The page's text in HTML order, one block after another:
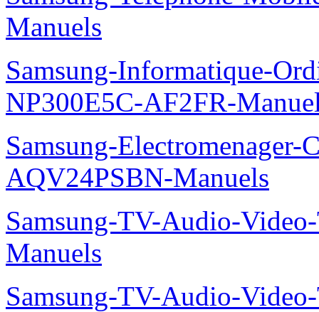
Manuels
Samsung-Informatique-
NP300E5C-AF2FR-
Samsung-Electromenager-
AQV24PSBN-Manuels
Samsung-TV-Audio-
Manuels
Samsung-TV-Audio-